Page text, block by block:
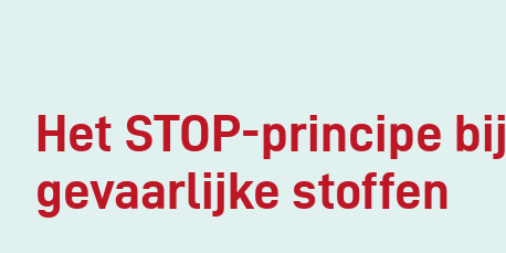
Het STOP-principe bij
gevaarlijke stoffen